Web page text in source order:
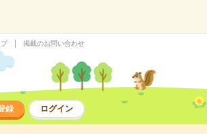
掲載のお問い合わせ
録 ログイン